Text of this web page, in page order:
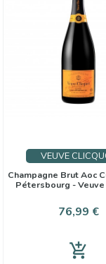
VEUVE
Champagne Brut Aoc
Pétersbourg -
Prix
76,99 €
add_shopping_cart